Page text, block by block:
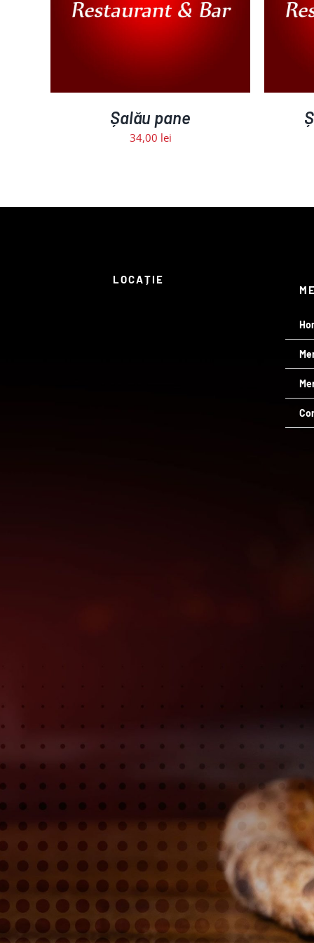
Șalău pane
34,00 lei
LOCAȚIE